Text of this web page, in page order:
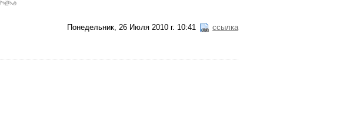
Понедельник, 26 Июля 2010 г. 10:41 ссылка